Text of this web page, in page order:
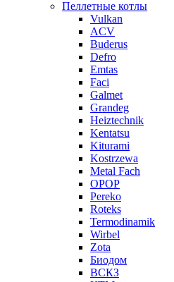
Пеллетные котлы
Vulkan
ACV
Buderus
Defro
Emtas
Faci
Galmet
Grandeg
Heiztechnik
Kentatsu
Kiturami
Kostrzewa
Metal Fach
OPOP
Pereko
Roteks
Termodinamik
Wirbel
Zota
Биодом
ВСКЗ